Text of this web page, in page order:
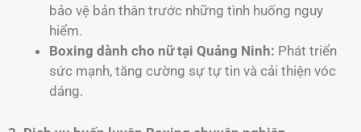
bảo vệ bản thân trước những tình huống nguy
hiểm.
Boxing dành cho nữ tại Quảng Ninh: Phát triển
sức mạnh, tăng cường sự tự tin và cải thiện vóc
dáng.